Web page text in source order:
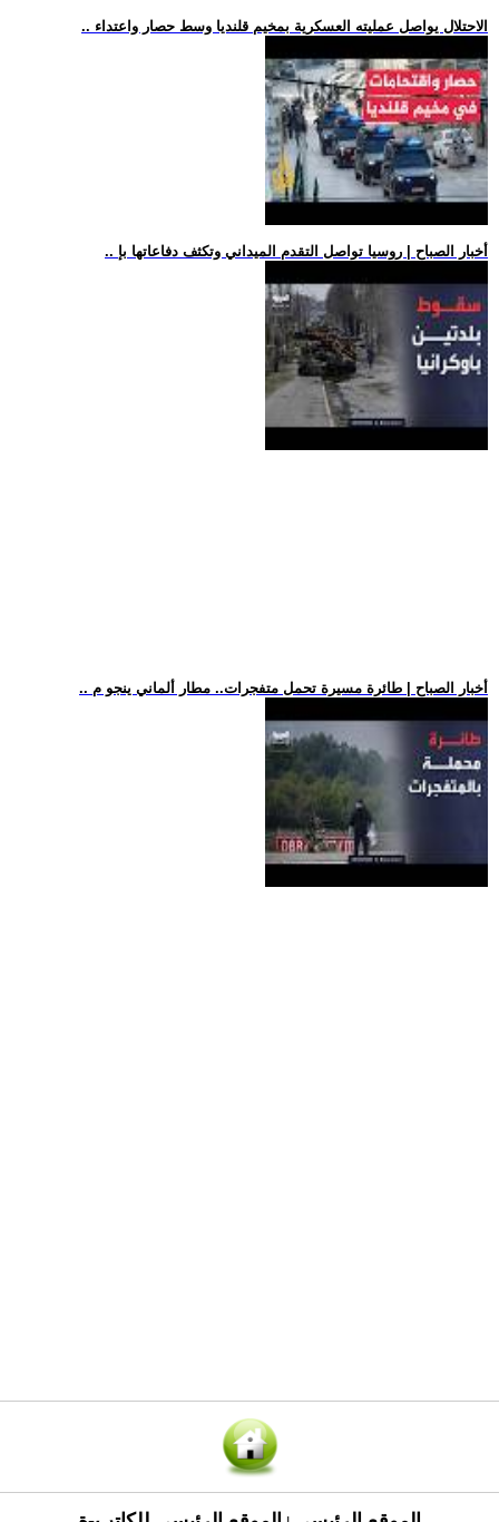
.. الاحتلال يواصل عمليته العسكرية بمخيم قلنديا وسط حصار واعتداء
.. أخبار الصباح | روسيا تواصل التقدم الميداني وتكثف دفاعاتها بإ
.. أخبار الصباح | طائرة مسيرة تحمل متفجرات.. مطار ألماني ينجو م